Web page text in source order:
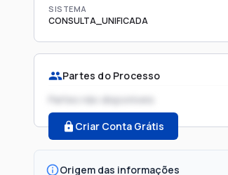
SISTEMA
CONSULTA_UNIFICADA
Partes do Processo
Partes não disponíveis
Criar Conta Grátis
Origem das informações